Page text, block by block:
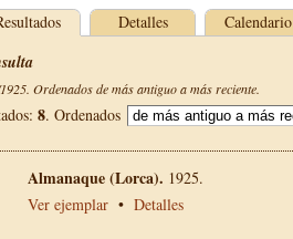
Detalles Calendario
Ordenados de más antiguo a más reciente.
8. Ordenados
Almanaque (Lorca). 1925.
Ver ejemplar • Detalles